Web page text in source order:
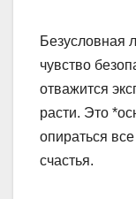
Безусловная
чувство
отважится
расти. Это
опираться
счастья.